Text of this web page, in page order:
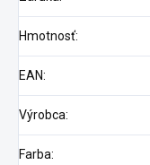
Hmotnosť:
EAN:
Výrobca:
Farba: